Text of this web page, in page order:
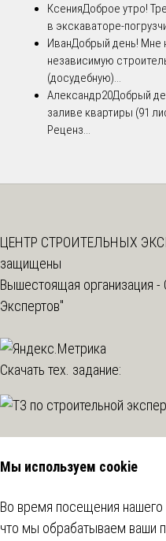
КсенияДоброе утро!
в экскаваторе-
ИванДобрый день! Мне
независимую
(досудебную)...
Александр20Добрый
заливе квартиры (91
Реценз...
ЦЕНТР СТРОИТЕЛЬНЫХ
защищены
Вышестоящая организация -
Экспертов"
Скачать тех. задание:
Мы используем cookie
Во время посещения нашего
что мы обрабатываем ваши